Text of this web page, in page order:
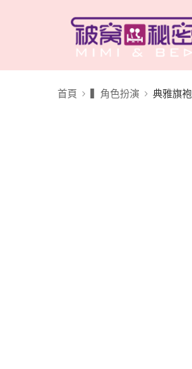
首頁 ▍角色扮演 典雅旗袍